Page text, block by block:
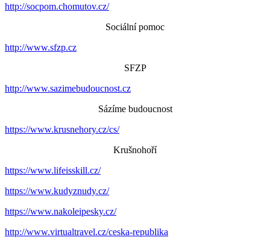
http://socpom.chomutov.cz/
Sociální pomoc
http://www.sfzp.cz
SFZP
http://www.sazimebudoucnost.cz
Sázíme budoucnost
https://www.krusnehory.cz/cs/
Krušnohoří
https://www.lifeisskill.cz/
https://www.kudyznudy.cz/
https://www.nakoleipesky.cz/
http://www.virtualtravel.cz/ceska-republika